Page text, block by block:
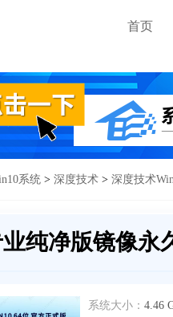
首页
系统 > 深度技术 > 深度技术
纯净版镜像永
系统大小： 4.46